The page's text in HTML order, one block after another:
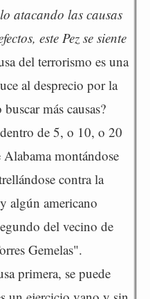
atacando las causas
este Pez se siente
del terrorismo es una
al desprecio por la
más causas?
de 5, o 10, o 20
montándose
contra la
algún americano
del vecino de
Gemelas".
primera, se puede